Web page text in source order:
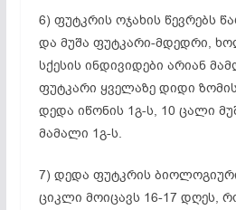
6) ფუტკრის ოჯახის წევრებს
და მუშა ფუტკარი-მდედრი,
სქესის ინდივიდები არიან
ფუტკარი ყველაზე დიდი
დედა იწონის 1გ-ს, 10 ცალი
მამალი 1გ-ს.
7) დედა ფუტკრის
ციკლი მოიცავს 16-17 დღეს,